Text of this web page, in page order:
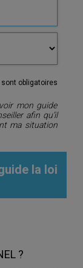
obligatoires
mon guide
afin qu’il
ma situation
la loi
?